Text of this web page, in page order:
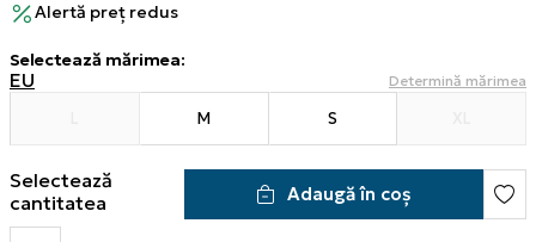
Alertă preț redus
Selectează mărimea:
EU Determină mărimea
M S
Selectează
cantitatea
Adaugă în coș